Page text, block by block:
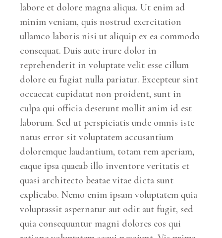
labore et dolore magna aliqua. Ut enim ad
minim veniam, quis nostrud exercitation
ullamco laboris nisi ut aliquip ex ea commodo
consequat. Duis aute irure dolor in
reprehenderit in voluptate velit esse cillum
dolore eu fugiat nulla pariatur. Excepteur sint
occaecat cupidatat non proident, sunt in
culpa qui officia deserunt mollit anim id est
laborum. Sed ut perspiciatis unde omnis iste
natus error sit voluptatem accusantium
doloremque laudantium, totam rem aperiam,
eaque ipsa quaeab illo inventore veritatis et
quasi architecto beatae vitae dicta sunt
explicabo. Nemo enim ipsam voluptatem quia
voluptassit aspernatur aut odit aut fugit, sed
quia consequuntur magni dolores eos qui